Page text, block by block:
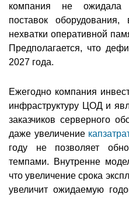
компания не ожидала
поставок
нехватки оперативной
Предполагается, что
2027 года.
Ежегодно компания
инфраструктуру ЦОД и
заказчиков серверного
даже увеличение
году не позволяет
темпами. Внутренне
что увеличение срока
увеличит ожидаемую